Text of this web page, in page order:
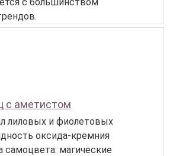
с аметистом
лиловых и фиолетовых
оксида-кремния
самоцвета: магические